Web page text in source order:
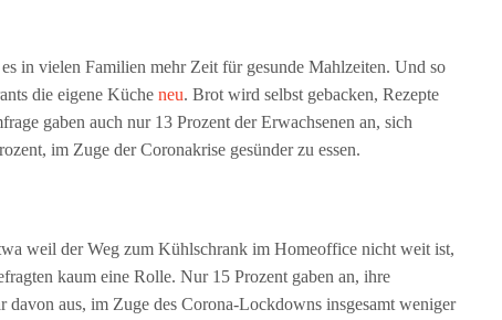
in vielen Familien mehr Zeit für gesunde Mahlzeiten. Und so
die eigene Küche neu. Brot wird selbst gebacken, Rezepte
gaben auch nur 13 Prozent der Erwachsenen an, sich
im Zuge der Coronakrise gesünder zu essen.
weil der Weg zum Kühlschrank im Homeoffice nicht weit ist,
kaum eine Rolle. Nur 15 Prozent gaben an, ihre
davon aus, im Zuge des Corona-Lockdowns insgesamt weniger